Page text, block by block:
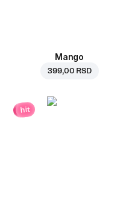
Mango
399,00 RSD
hit